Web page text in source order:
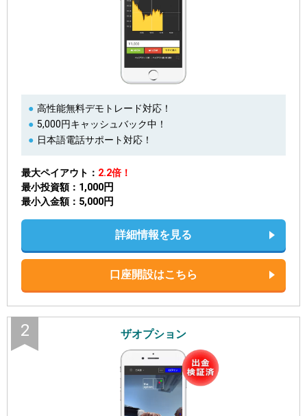
高性能無料デモトレード対応！
5,000円キャッシュバック中！
日本語電話サポート対応！
最大ペイアウト
2.2倍！
最小投資額
1,000円
最小入金額 5,000円
詳細情報を見る
口座開設はこちら
2 ザオプション